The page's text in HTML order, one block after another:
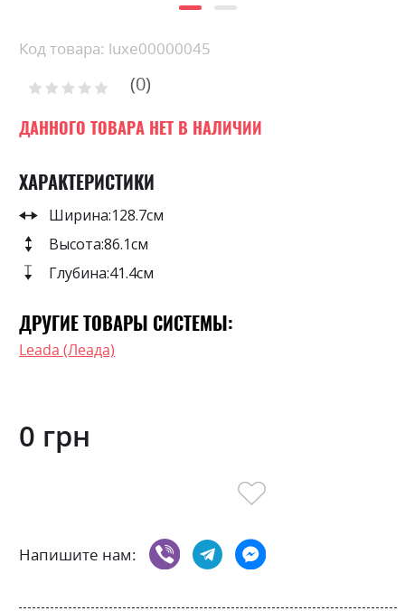
Skip
the
of
the
gallery
Код товара: luxe00000045
Рейтинг: 0
ДАННОГО ТОВАРА НЕТ В НАЛИЧИИ
ХАРАКТЕРИСТИКИ
Ширина:128.7см
Высота:86.1см
Глубина:41.4см
ДРУГИЕ ТОВАРЫ СИСТЕМЫ:
Leada (Леада)
0 грн
Напишите нам: